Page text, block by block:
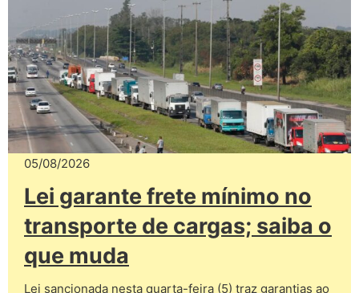
05/08/2026
Lei garante frete mínimo no
transporte de cargas; saiba o
que muda
Lei sancionada nesta quarta-feira (5) traz garantias ao